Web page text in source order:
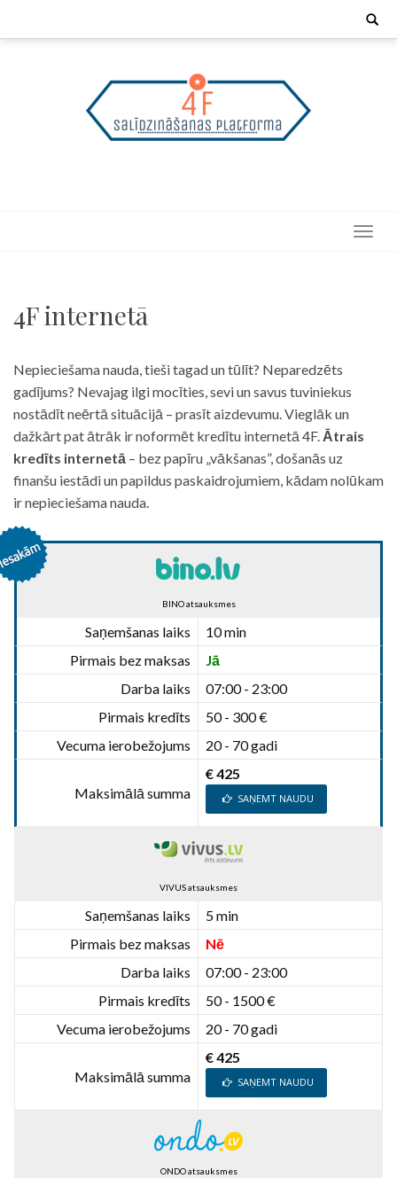
Search
4F internetā
Nepieciešama nauda, tieši tagad un tūlīt? Neparedzēts
gadījums? Nevajag ilgi mocīties, sevi un savus tuviniekus
nostādīt neērtā situācijā – prasīt aizdevumu. Vieglāk un
dažkārt pat ātrāk ir noformēt kredītu internetā 4F. Ātrais
kredīts internetā – bez papīru „vākšanas”, došanās uz
finanšu iestādi un papildus paskaidrojumiem, kādam nolūkam
ir nepieciešama nauda.
BINO atsauksmes
Saņemšanas laiks
10 min
Pirmais bez maksas
Jā
Darba laiks
07:00 - 23:00
Pirmais kredīts
50 - 300 €
Vecuma ierobežojums
20 - 70 gadi
Maksimālā summa
€ 425
SAŅEMT NAUDU
VIVUS atsauksmes
Saņemšanas laiks
5 min
Pirmais bez maksas
Nē
Darba laiks
07:00 - 23:00
Pirmais kredīts
50 - 1500 €
Vecuma ierobežojums
20 - 70 gadi
Maksimālā summa
€ 425
SAŅEMT NAUDU
ONDO atsauksmes